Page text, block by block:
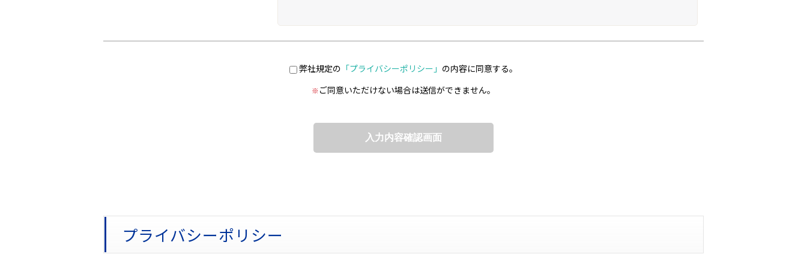
弊社規定の 「プライバシーポリシー」 の内容に同意する。
※ ご同意いただけない場合は送信ができません。
プライバシーポリシー